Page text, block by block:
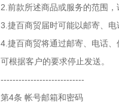
2.前款所述商品或服务的范围，
3.捷百商贸届时可能以邮寄、
4.捷百商贸将通过邮寄、电话
可根据客户的要求停止发送。
----------------------------
第4条 帐号邮箱和密码